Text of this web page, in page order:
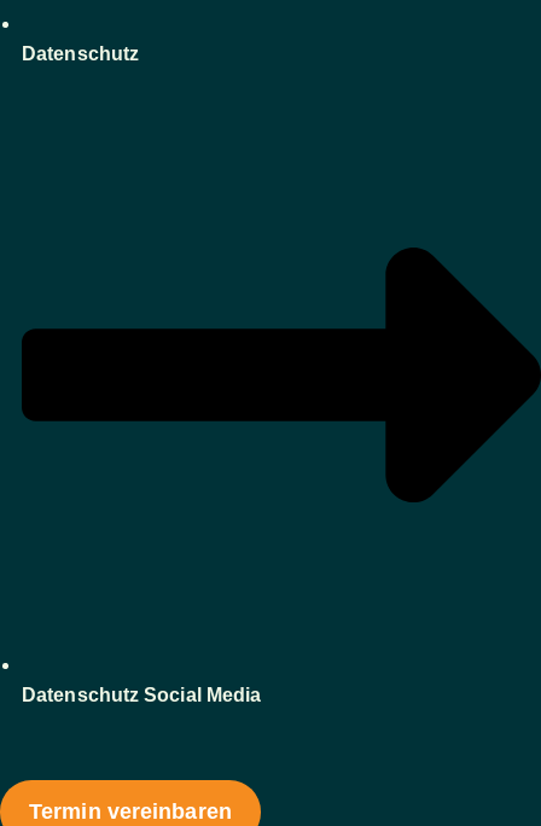
Datenschutz
Datenschutz Social Media
Termin vereinbaren